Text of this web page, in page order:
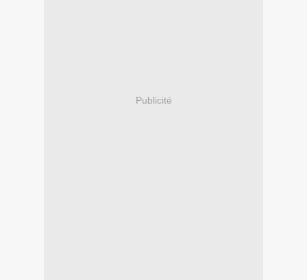
Publicité